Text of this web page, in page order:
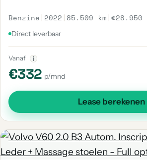
Benzine | 2022 | 85.509 km |€28.950
Direct leverbaar
Vanaf i
€332 p/mnd
Lease berekenen